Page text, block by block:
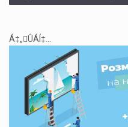
Á‡„ÛÁÍ‡...